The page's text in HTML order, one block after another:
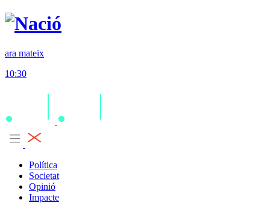
ara mateix
10:30
Política
Societat
Opinió
Impacte